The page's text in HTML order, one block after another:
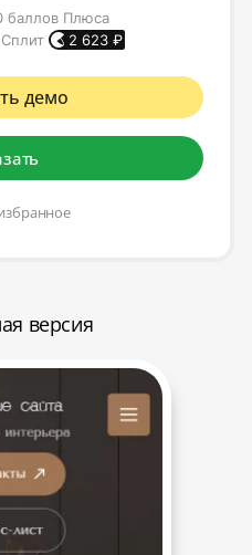
баллов Плюса
2 623 ₽
демо
версия